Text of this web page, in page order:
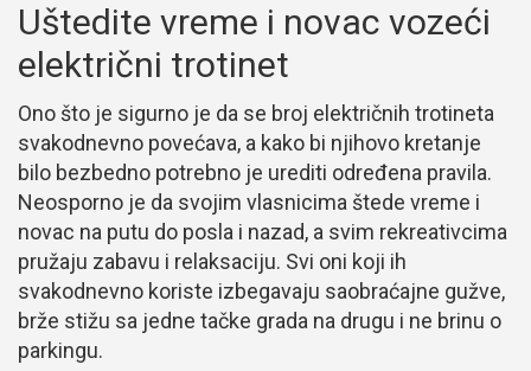
Uštedite vreme i novac vozeći
električni trotinet
Ono što je sigurno je da se broj električnih trotineta
svakodnevno povećava, a kako bi njihovo kretanje
bilo bezbedno potrebno je urediti određena pravila.
Neosporno je da svojim vlasnicima štede vreme i
novac na putu do posla i nazad, a svim rekreativcima
pružaju zabavu i relaksaciju. Svi oni koji ih
svakodnevno koriste izbegavaju saobraćajne gužve,
brže stižu sa jedne tačke grada na drugu i ne brinu o
parkingu.